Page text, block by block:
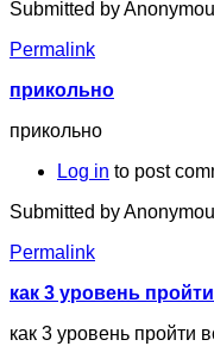
Submitted by
Permalink
прикольно
прикольно
Log in to post
Submitted by
Permalink
как 3 уровень
как 3 уровень пройти